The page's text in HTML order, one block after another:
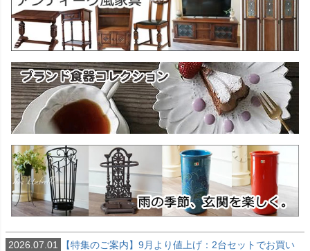
2026.07.01
【特集のご案内】9月より値上げ：2台セットでお買い